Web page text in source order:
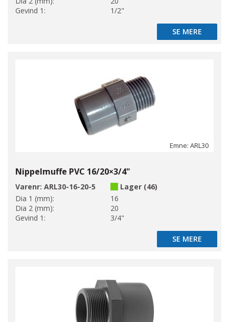
Gevind 1:
1/2"
SE MERE
SE MERE
Emne: ARL30
Nippelmuffe PVC 16/20×3/4"
Varenr: ARL30-16-20-5
Lager (46)
Dia 1 (mm):
16
Dia 2 (mm):
20
Gevind 1:
3/4"
SE MERE
SE MERE